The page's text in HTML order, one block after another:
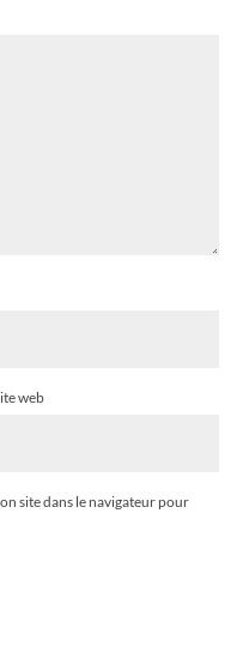
web
site dans le navigateur pour